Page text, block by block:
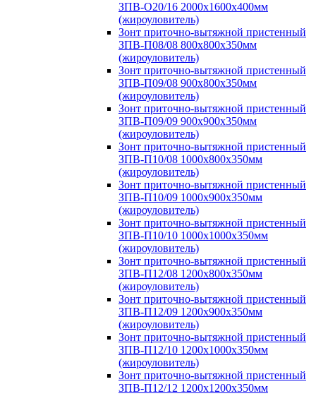
ЗПВ-О20/16 2000х1600х400мм
(жироуловитель)
Зонт приточно-вытяжной пристенный
ЗПВ-П08/08 800х800х350мм
(жироуловитель)
Зонт приточно-вытяжной пристенный
ЗПВ-П09/08 900х800х350мм
(жироуловитель)
Зонт приточно-вытяжной пристенный
ЗПВ-П09/09 900х900х350мм
(жироуловитель)
Зонт приточно-вытяжной пристенный
ЗПВ-П10/08 1000х800х350мм
(жироуловитель)
Зонт приточно-вытяжной пристенный
ЗПВ-П10/09 1000х900х350мм
(жироуловитель)
Зонт приточно-вытяжной пристенный
ЗПВ-П10/10 1000х1000х350мм
(жироуловитель)
Зонт приточно-вытяжной пристенный
ЗПВ-П12/08 1200х800х350мм
(жироуловитель)
Зонт приточно-вытяжной пристенный
ЗПВ-П12/09 1200х900х350мм
(жироуловитель)
Зонт приточно-вытяжной пристенный
ЗПВ-П12/10 1200х1000х350мм
(жироуловитель)
Зонт приточно-вытяжной пристенный
ЗПВ-П12/12 1200х1200х350мм